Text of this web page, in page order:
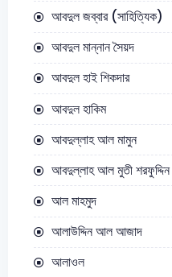
আবদুল জব্বার (সাহিত্যিক)
আবদুল মান্নান সৈয়দ
আবদুল হাই শিকদার
আবদুল হাকিম
আবদুল্লাহ আল মামুন
আবদুল্লাহ আল মুতী শরফুদ্দিন
আল মাহমুদ
আলাউদ্দিন আল আজাদ
আলাওল